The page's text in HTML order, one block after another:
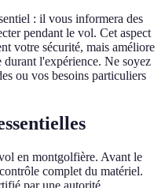
: il vous informera des
pendant le vol. Cet aspect
votre sécurité, mais améliore
l'expérience. Ne soyez
ou vos besoins particuliers
en montgolfière. Avant le
complet du matériel.